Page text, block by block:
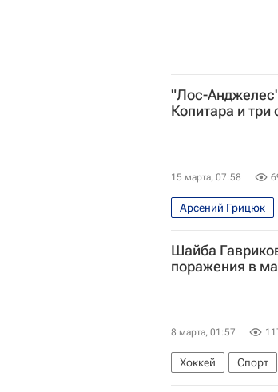
"Лос-
Копитара и три
15 марта, 07:58
Арсений Грицюк
Лос-Анджелес
Шайба
поражения в
8 марта, 01:57
Хоккей Спорт
Нью-Джерси